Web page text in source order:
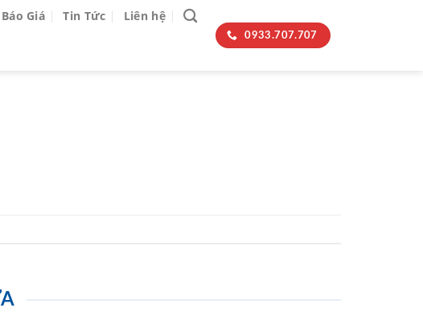
Báo Giá Tin Tức Liên hệ
0933.707.707